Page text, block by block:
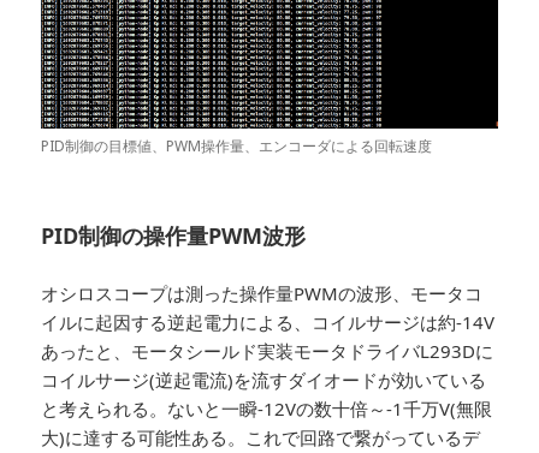
PID制御の目標値、PWM操作量、エンコーダによる回転速度
PID制御の操作量PWM波形
オシロスコープは測った操作量PWMの波形、モータコ
イルに起因する逆起電力による、コイルサージは約-14V
あったと、モータシールド実装モータドライバL293Dに
コイルサージ(逆起電流)を流すダイオードが効いている
と考えられる。ないと一瞬-12Vの数十倍～-1千万V(無限
大)に達する可能性ある。これで回路で繋がっているデ